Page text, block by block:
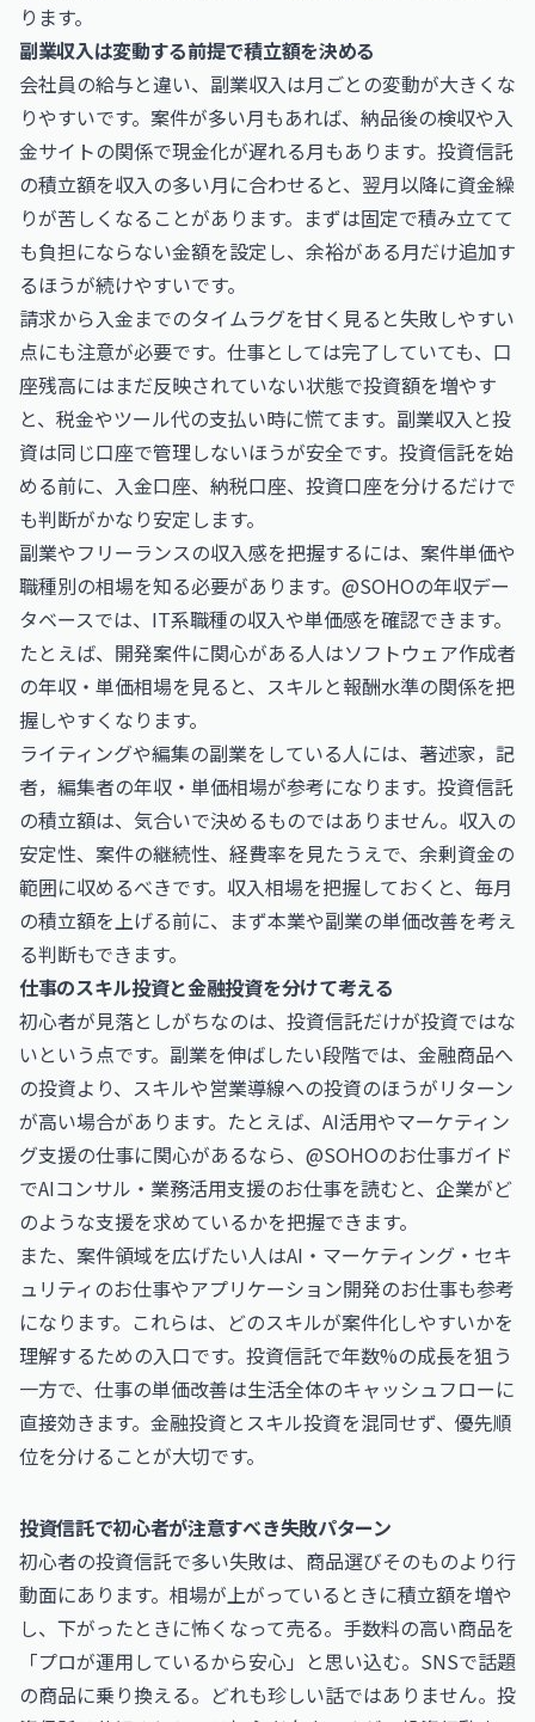
ります。
副業収入は変動する前提で積立額を決める
会社員の給与と違い、副業収入は月ごとの変動が大きくな
りやすいです。案件が多い月もあれば、納品後の検収や入
金サイトの関係で現金化が遅れる月もあります。投資信託
の積立額を収入の多い月に合わせると、翌月以降に資金繰
りが苦しくなることがあります。まずは固定で積み立てて
も負担にならない金額を設定し、余裕がある月だけ追加す
るほうが続けやすいです。
請求から入金までのタイムラグを甘く見ると失敗しやすい
点にも注意が必要です。仕事としては完了していても、口
座残高にはまだ反映されていない状態で投資額を増やす
と、税金やツール代の支払い時に慌てます。副業収入と投
資は同じ口座で管理しないほうが安全です。投資信託を始
める前に、入金口座、納税口座、投資口座を分けるだけで
も判断がかなり安定します。
副業やフリーランスの収入感を把握するには、案件単価や
職種別の相場を知る必要があります。@SOHOの年収デー
タベースでは、IT系職種の収入や単価感を確認できます。
たとえば、開発案件に関心がある人はソフトウェア作成者
の年収・単価相場を見ると、スキルと報酬水準の関係を把
握しやすくなります。
ライティングや編集の副業をしている人には、 著述家，記
者，編集者の年収・単価相場が参考になります。投資信託
の積立額は、気合いで決めるものではありません。収入の
安定性、案件の継続性、経費率を見たうえで、余剰資金の
範囲に収めるべきです。収入相場を把握しておくと、毎月
の積立額を上げる前に、まず本業や副業の単価改善を考え
る判断もできます。
仕事のスキル投資と金融投資を分けて考える
初心者が見落としがちなのは、投資信託だけが投資ではな
いという点です。副業を伸ばしたい段階では、金融商品へ
の投資より、スキルや営業導線への投資のほうがリターン
が高い場合があります。たとえば、AI活用やマーケティン
グ支援の仕事に関心があるなら、@SOHOのお仕事ガイド
でAIコンサル・業務活用支援のお仕事を読むと、企業がど
のような支援を求めているかを把握できます。
また、案件領域を広げたい人はAI・マーケティング・セキ
ュリティのお仕事やアプリケーション開発のお仕事も参考
になります。これらは、どのスキルが案件化しやすいかを
理解するための入口です。投資信託で年数%の成長を狙う
一方で、仕事の単価改善は生活全体のキャッシュフローに
直接効きます。金融投資とスキル投資を混同せず、優先順
位を分けることが大切です。
投資信託で初心者が注意すべき失敗パターン
初心者の投資信託で多い失敗は、商品選びそのものより行
動面にあります。相場が上がっているときに積立額を増や
し、下がったときに怖くなって売る。手数料の高い商品を
「プロが運用しているから安心」と思い込む。SNSで話題
の商品に乗り換える。どれも珍しい話ではありません。投